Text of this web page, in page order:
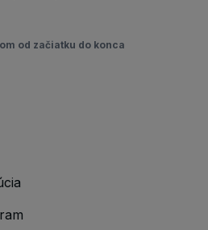
od začiatku do konca